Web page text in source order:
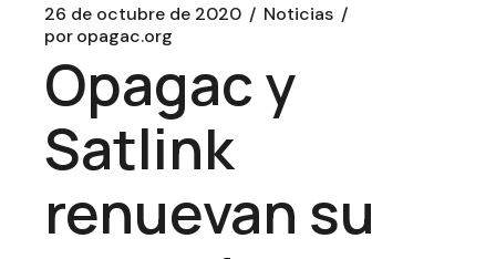
26 de octubre de 2020
Noticias
poropagac.org
Opagac y
Satlink
renuevan su